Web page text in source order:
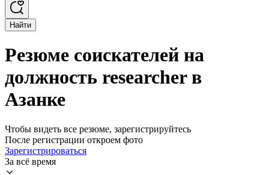
Найти
Резюме соискателей на
должность researcher в
Азанке
Чтобы видеть все резюме, зарегистрируйтесь
После регистрации откроем фото
Зарегистрироваться
За всё время